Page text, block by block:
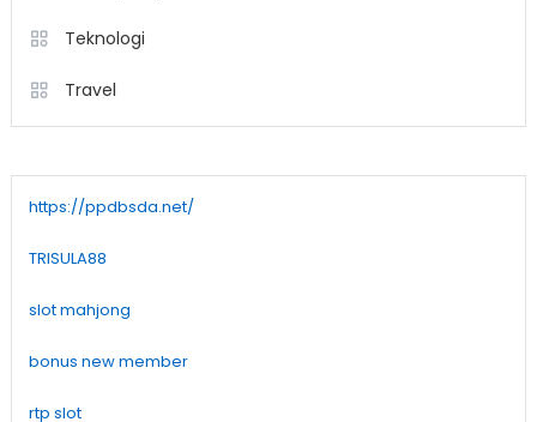
Teknologi
Travel
https://ppdbsda.net/
TRISULA88
slot mahjong
bonus new member
rtp slot